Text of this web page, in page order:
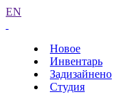
EN
Новое
Инвентарь
Задизайнено
Студия